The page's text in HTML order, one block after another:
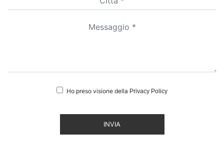
Ho preso visione della Privacy Policy
INVIA